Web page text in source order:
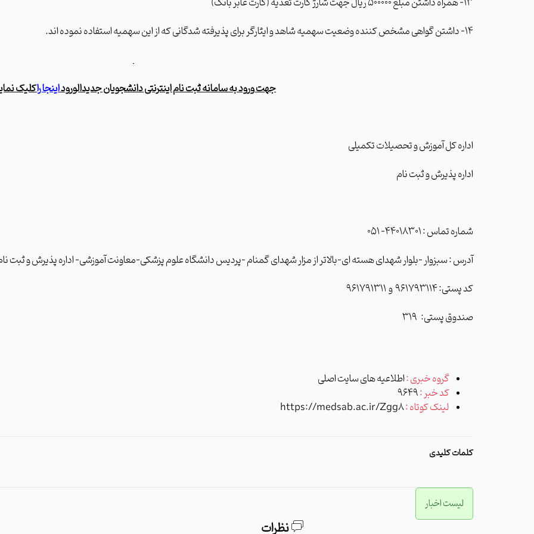
14- داشتن گواهی مشخص کننده وضعیت سهمیه شاهد و ایثارگر برای پذیرفته شدگانی که از این سهمیه استفاده نموده اند.
جهت ورود به سامانه ثبت نام اینترنتی دانشجویان جدیدالوروداینجا راکلیک
اداره کل آموزش و تحصیلات تکمیلی
اداره پذیرش و ثبت نام
شماره تماس : 44018301- 051
آدرس : سبزوار -بلوار شهدای هسته ای-بالاتر از مزار شهدای گمنام -پردیس دانشگاه علوم پزشکی-معاونت آموزشی- اداره پذیرش و ثبت
کد پستی: 961793114 و 961791311
صندوق پستی: 319
گروه خبری :اطلاعیه های سایت اصلی
کد خبر :9649
لینک کوتاه : https://medsab.ac.ir/Zgg8
کلمات کلیدی
لیست اخبار